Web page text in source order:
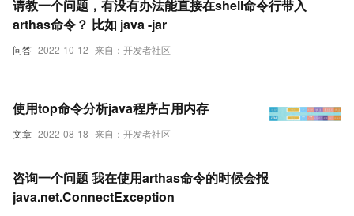
问答 2022-10-12 来自：开发者社区
请教一个问题，有没有办法能直接在shell命令行带入
arthas命令？ 比如 java -jar
文章 2022-08-18 来自：开发者社区
使用top命令分析java程序占用内存
咨询一个问题 我在使用arthas命令的时候会报
java.net.ConnectException